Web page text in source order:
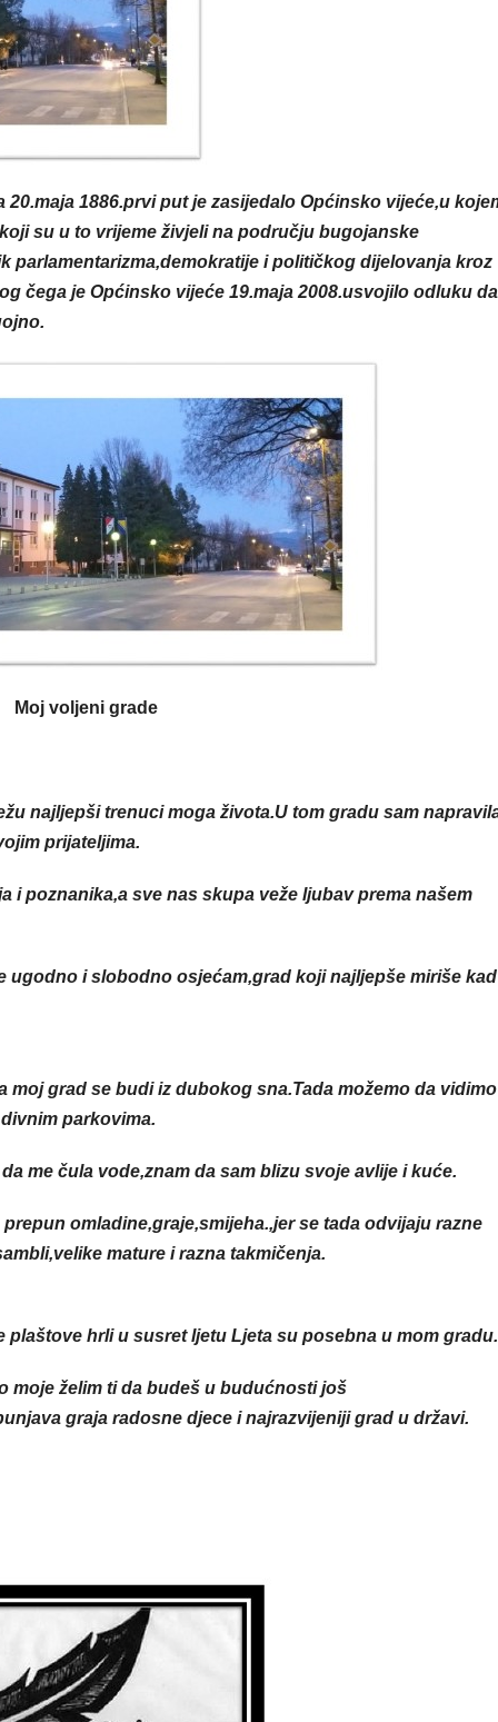
1886.prvi put je zasijedalo Općinsko vijeće,u
su u to vrijeme živjeli na području bugojanske
parlamentarizma,demokratije i političkog dijelovanja kroz
čega je Općinsko vijeće 19.maja 2008.usvojilo odluku da
Moj voljeni grade
najljepši trenuci moga života.U tom gradu sam
prijateljima.
i poznanika,a sve nas skupa veže ljubav prema našem
ugodno i slobodno osjećam,grad koji najljepše miriše kad
moj grad se budi iz dubokog sna.Tada možemo da vidimo
parkovima.
me čula vode,znam da sam blizu svoje avlije i kuće.
omladine,graje,smijeha.,jer se tada odvijaju razne
mature i razna takmičenja.
hrli u susret ljetu Ljeta su posebna u mom gradu.
moje želim ti da budeš u budućnosti još
graja radosne djece i najrazvijeniji grad u državi.